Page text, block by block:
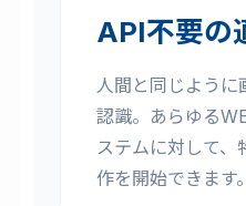
API不要の
人間と同じように
認識。あらゆる
ステムに対して、
作を開始できます。